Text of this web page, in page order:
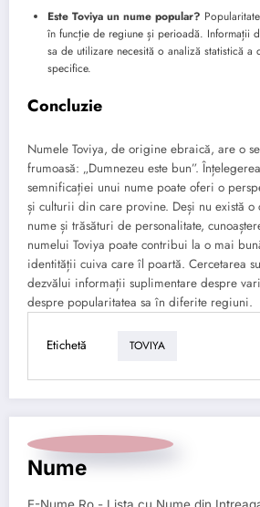
Este Toviya un nume popular?
în funcție de regiune și perioadă. Informații
sa de utilizare necesită o analiză statistică a
specifice.
Concluzie
Numele Toviya, de origine ebraică, are o
frumoasă: „Dumnezeu este bun”.
semnificației unui nume poate oferi o
și culturii din care provine. Deși nu există
nume și trăsături de personalitate,
numelui Toviya poate contribui la o mai
identității cuiva care îl poartă. Cercetarea
dezvălui informații suplimentare despre
despre popularitatea sa în diferite regiuni.
Etichetă TOVIYA
Nume